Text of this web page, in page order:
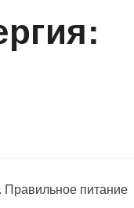
питание